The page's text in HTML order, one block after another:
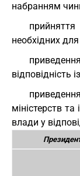
набранням
необхідних
відповідність
міністерств
влади у